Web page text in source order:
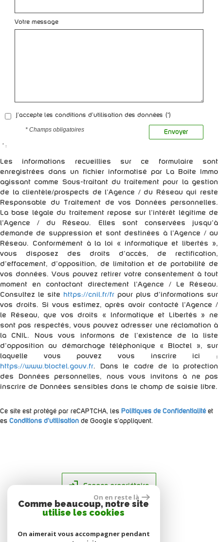
Votre message
J'accepte les conditions d'utilisation des données (*)
Envoyer
* Champs obligatoires
* :
Les informations recueillies sur ce formulaire sont
enregistrées dans un fichier informatisé par La Boite Immo
agissant comme Sous-traitant du traitement pour la gestion
de la clientèle/prospects de l'Agence / du Réseau qui reste
Responsable du Traitement de vos Données personnelles.
La base légale du traitement repose sur l'intérêt légitime de
l'Agence / du Réseau. Elles sont conservées jusqu'à
demande de suppression et sont destinées à l'Agence / au
Réseau. Conformément à la loi « informatique et libertés »,
vous disposez des droits d’accès, de rectification,
d’effacement, d’opposition, de limitation et de portabilité de
vos données. Vous pouvez retirer votre consentement à tout
moment en contactant directement l’Agence / Le Réseau.
Consultez le site https://cnil.fr/fr pour plus d’informations sur
vos droits. Si vous estimez, après avoir contacté l'Agence /
le Réseau, que vos droits « Informatique et Libertés » ne
sont pas respectés, vous pouvez adresser une réclamation à
la CNIL. Nous vous informons de l’existence de la liste
d'opposition au démarchage téléphonique « Bloctel », sur
laquelle vous pouvez vous inscrire ici :
https://www.bloctel.gouv.fr. Dans le cadre de la protection
des Données personnelles, nous vous invitons à ne pas
inscrire de Données sensibles dans le champ de saisie libre.
Ce site est protégé par reCAPTCHA, les Politiques de Confidentialitéet
es Conditions d'utilisation de Google s'appliquent.
Espace propriétaire
On en reste là
Comme beaucoup, notre site
utilise les cookies
On aimerait vous accompagner pendant